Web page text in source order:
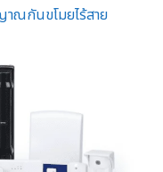
ณกันขโมยไร้สาย